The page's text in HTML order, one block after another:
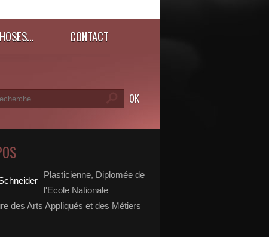
CONTACT
Plasticienne, Diplomée de
l'Ecole Nationale
des Arts Appliqués et des Métiers